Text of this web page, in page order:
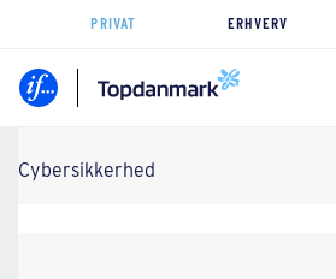
PRIVAT ERHVERV
Cybersikkerhed